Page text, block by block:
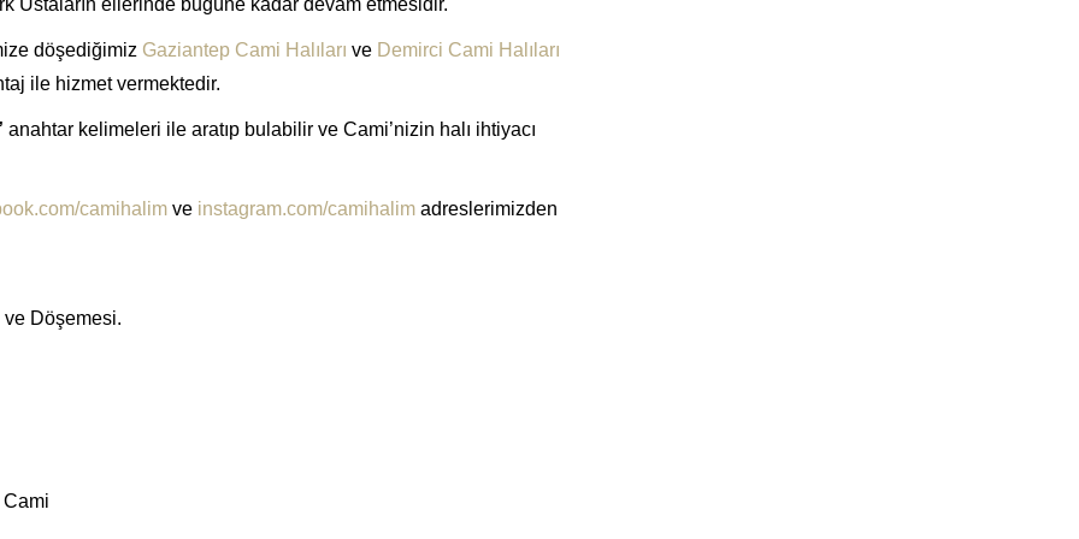
döşediğimiz Gaziantep Cami Halıları ve Demirci Cami Halıları
ile hizmet vermektedir.
anahtar kelimeleri ile aratıp bulabilir ve Cami’nizin halı ihtiyacı
camihalim ve instagram.com/camihalim adreslerimizden
ve Döşemesi.
Cami